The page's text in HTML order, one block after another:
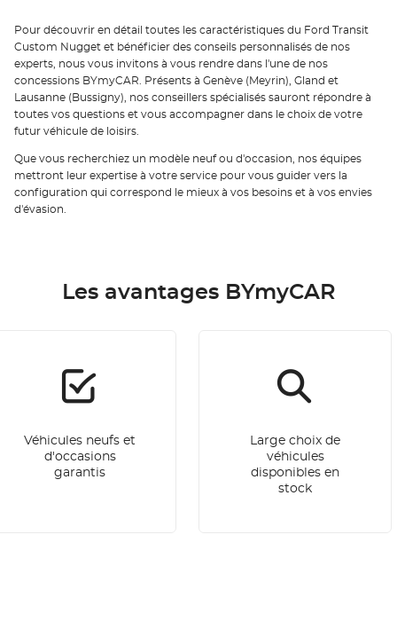
Pour découvrir en détail toutes les caractéristiques du Ford Transit
Custom Nugget et bénéficier des conseils personnalisés de nos
experts, nous vous invitons à vous rendre dans l'une de nos
concessions BYmyCAR. Présents à Genève (Meyrin), Gland et
Lausanne (Bussigny), nos conseillers spécialisés sauront répondre à
toutes vos questions et vous accompagner dans le choix de votre
futur véhicule de loisirs.
Que vous recherchiez un modèle neuf ou d'occasion, nos équipes
mettront leur expertise à votre service pour vous guider vers la
configuration qui correspond le mieux à vos besoins et à vos envies
d'évasion.
Les avantages BYmyCAR
Véhicules neufs et
d'occasions
garantis
Large choix de
véhicules
disponibles en
stock